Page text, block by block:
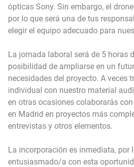
ópticas Sony. Sin embargo, el
por lo que será una de tus
elegir el equipo adecuado para
La jornada laboral será de 5 horas
posibilidad de ampliarse en un
necesidades del proyecto. A veces
individual con nuestro material
en otras ocasiones colaborarás
en Madrid en proyectos más
entrevistas y otros elementos.
La incorporación es inmediata, por
entusiasmado/a con esta